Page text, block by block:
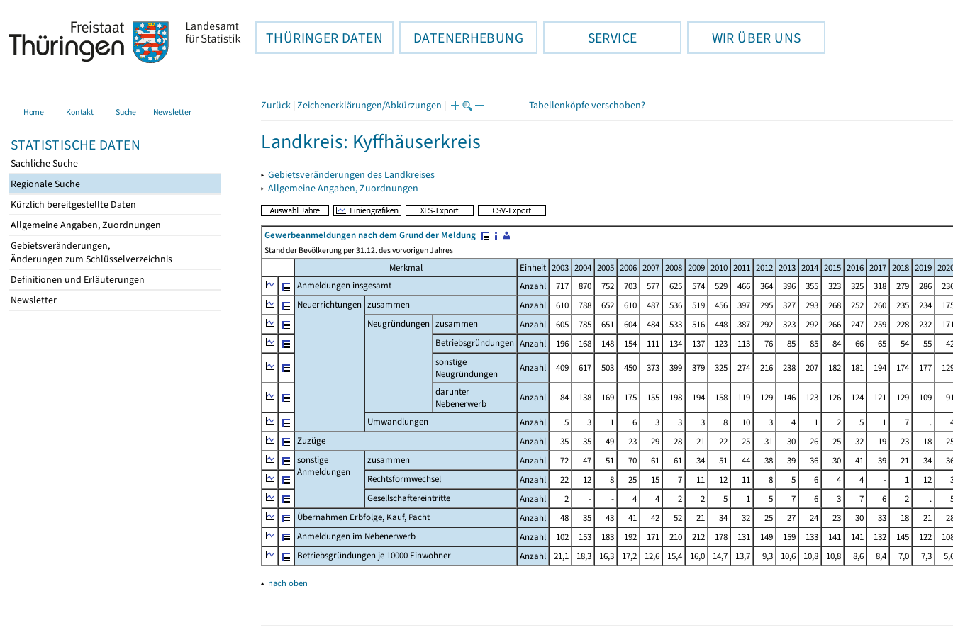
THÜRINGER DATEN DATENERHEBUNG SERVICE WIR ÜBER UNS
Home Kontakt Suche Newsletter
STATISTISCHE DATEN
Sachliche Suche
Regionale Suche
Kürzlich bereitgestellte Daten
Allgemeine Angaben, Zuordnungen
Gebietsveränderungen,
Änderungen zum Schlüsselverzeichnis
Definitionen und Erläuterungen
Newsletter
Zurück | Zeichenerklärungen/Abkürzungen | Tabellenköpfe verschoben?
Landkreis: Kyffhäuserkreis
▸ Gebietsveränderungen des Landkreises
▸ Allgemeine Angaben, Zuordnungen
Gewerbeanmeldungen nach dem Grund der Meldung
Stand der Bevölkerung per 31.12. des vorvorigen Jahres
Merkmal Einheit 2003 2004 2005 2006 2007 2008 2009 2010 2011 2012 2013 2014 2015 2016 2017 2018 2019
Anmeldungen insgesamt
Anzahl 717 870 752 703 577 625 574 529 466 364 396 355 323 325 318 279 286
Neuerrichtungen zusammen Anzahl 610 788 652 610 487 536 519 456 397 295 327 293 268 252 260 235 234
Neugründungen zusammen Anzahl 605 785 651 604 484 533 516 448 387 292 323 292 266 247 259 228 232
Betriebsgründungen Anzahl 196 168 148 154 111 134 137 123 113 76 85 85 84 66 65 54 55
sonstige
Neugründungen
Anzahl 409 617 503 450 373 399 379 325 274 216 238 207 182 181 194 174 177
darunter
Nebenerwerb
Anzahl 84 138 169 175 155 198 194 158 119 129 146 123 126 124 121 129 109
Umwandlungen
Anzahl 5 3 1 6 3 3 3 8 10 3 4 1 2 5 1 7 .
Zuzüge
Anzahl 35 35 49 23 29 28 21 22 25 31 30 26 25 32 19 23 18
sonstige
Anmeldungen
zusammen Anzahl 72 47 51 70 61 61 34 51 44 38 39 36 30 41 39 21 34
Rechtsformwechsel
Anzahl 22 12 8 25 15 7 11 12 11 8 5 6 4 4 - 1 12
Gesellschaftereintritte
Anzahl 2 - - 4 4 2 2 5 1 5 7 6 3 7 6 2 .
Übernahmen Erbfolge, Kauf, Pacht
Anzahl 48 35 43 41 42 52 21 34 32 25 27 24 23 30 33 18 21
Anmeldungen im Nebenerwerb
Anzahl 102 153 183 192 171 210 212 178 131 149 159 133 141 141 132 145 122
Betriebsgründungen je 10000 Einwohner
Anzahl 21,1 18,3 16,3 17,2 12,6 15,4 16,0 14,7 13,7 9,3 10,6 10,8 10,8 8,6 8,4 7,0 7,3
▴ nach oben